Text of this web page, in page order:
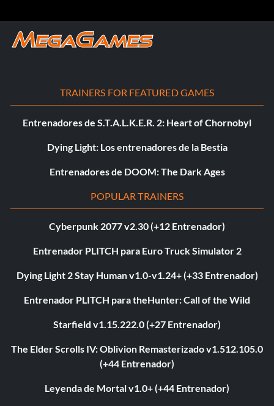
TRAINERS FOR FEATURED GAMES
Entrenadores de S.T.A.L.K.E.R. 2: Heart of Chornobyl
Dying Light: Los entrenadores de la Bestia
Entrenadores de DOOM: The Dark Ages
POPULAR TRAINERS
Cyberpunk 2077 v2.30 (+12 Entrenador)
Entrenador PLITCH para Euro Truck Simulator 2
Dying Light 2 Stay Human v1.0-v1.24+ (+33 Entrenador)
Entrenador PLITCH para theHunter: Call of the Wild
Starfield v1.15.222.0 (+27 Entrenador)
The Elder Scrolls IV: Oblivion Remasterizado v1.512.105.0
(+44 Entrenador)
Leyenda de Mortal v1.0+ (+44 Entrenador)